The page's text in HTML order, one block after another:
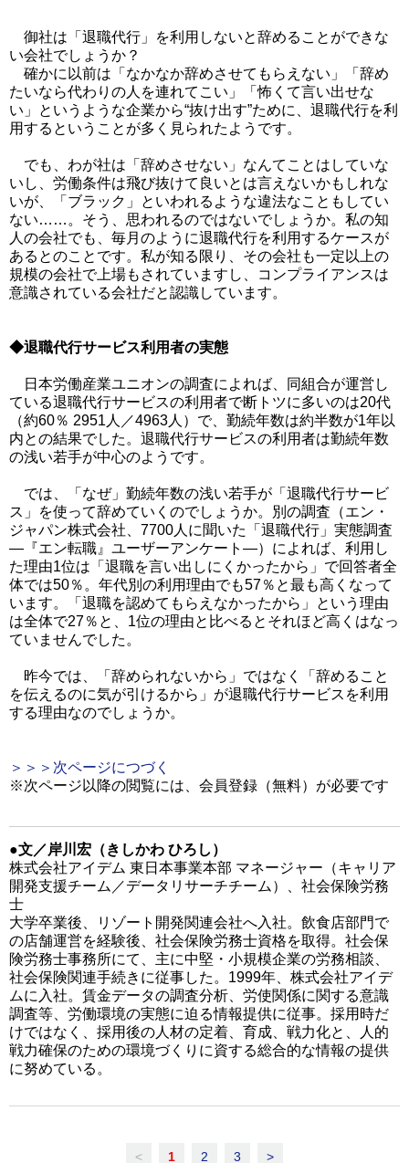
御社は「退職代行」を利用しないと辞めることができな
い会社でしょうか？
確かに以前は「なかなか辞めさせてもらえない」「辞め
たいなら代わりの人を連れてこい」「怖くて言い出せな
い」というような企業から“抜け出す”ために、退職代行を利
用するということが多く見られたようです。
でも、わが社は「辞めさせない」なんてことはしていな
いし、労働条件は飛び抜けて良いとは言えないかもしれな
いが、「ブラック」といわれるような違法なこともしてい
ない……。そう、思われるのではないでしょうか。私の知
人の会社でも、毎月のように退職代行を利用するケースが
あるとのことです。私が知る限り、その会社も一定以上の
規模の会社で上場もされていますし、コンプライアンスは
意識されている会社だと認識しています。
◆退職代行サービス利用者の実態
日本労働産業ユニオンの調査によれば、同組合が運営し
ている退職代行サービスの利用者で断トツに多いのは20代
（約60％ 2951人／4963人）で、勤続年数は約半数が1年以
内との結果でした。退職代行サービスの利用者は勤続年数
の浅い若手が中心のようです。
では、「なぜ」勤続年数の浅い若手が「退職代行サービ
ス」を使って辞めていくのでしょうか。別の調査（エン・
ジャパン株式会社、7700人に聞いた「退職代行」実態調査
―『エン転職』ユーザーアンケート―）によれば、利用し
た理由1位は「退職を言い出しにくかったから」で回答者全
体では50％。年代別の利用理由でも57％と最も高くなって
います。「退職を認めてもらえなかったから」という理由
は全体で27％と、1位の理由と比べるとそれほど高くはなっ
ていませんでした。
昨今では、「辞められないから」ではなく「辞めること
を伝えるのに気が引けるから」が退職代行サービスを利用
する理由なのでしょうか。
＞＞＞次ページにつづく
※次ページ以降の閲覧には、会員登録（無料）が必要です
●文／岸川宏（きしかわ ひろし）
株式会社アイデム 東日本事業本部 マネージャー（キャリア
開発支援チーム／データリサーチチーム）、社会保険労務
士
大学卒業後、リゾート開発関連会社へ入社。飲食店部門で
の店舗運営を経験後、社会保険労務士資格を取得。社会保
険労務士事務所にて、主に中堅・小規模企業の労務相談、
社会保険関連手続きに従事した。1999年、株式会社アイデ
ムに入社。賃金データの調査分析、労使関係に関する意識
調査等、労働環境の実態に迫る情報提供に従事。採用時だ
けではなく、採用後の人材の定着、育成、戦力化と、人的
戦力確保のための環境づくりに資する総合的な情報の提供
に努めている。
< 1 2 3 >